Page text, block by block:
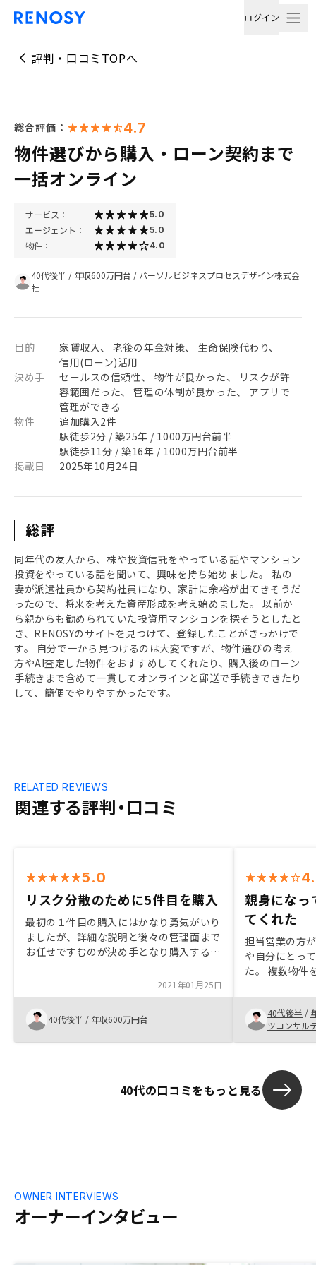
ログイン
評判・口コミTOPへ
総合評価： 4.7
物件選びから購入・ローン契約まで
一括オンライン
サービス： 5.0
エージェント： 5.0
物件： 4.0
40代後半 / 年収600万円台 / パーソルビジネスプロセスデザイン株式会
社
目的
家賃収入、 老後の年金対策、 生命保険代わり、
信用(ローン)活用
決め手
セールスの信頼性、 物件が良かった、 リスクが許
容範囲だった、 管理の体制が良かった、 アプリで
管理ができる
物件
追加購入2件
駅徒歩2分 / 築25年 / 1000万円台前半
駅徒歩11分 / 築16年 / 1000万円台前半
掲載日
2025年10月24日
総評
同年代の友人から、株や投資信託をやっている話やマンション
投資をやっている話を聞いて、興味を持ち始めました。 私の
妻が派遣社員から契約社員になり、家計に余裕が出てきそうだ
ったので、将来を考えた資産形成を考え始めました。 以前か
ら親からも勧められていた投資用マンションを探そうとしたと
き、RENOSYのサイトを見つけて、登録したことがきっかけで
す。 自分で一から見つけるのは大変ですが、物件選びの考え
方やAI査定した物件をおすすめしてくれたり、購入後のローン
手続きまで含めて一貫してオンラインと郵送で手続きできたり
して、簡便でやりやすかったです。
関連する評判・口コミ
RELATED REVIEWS
5.0
リスク分散のために5件目を購入
最初の１件目の購入にはかなり勇気がいり
ましたが、詳細な説明と後々の管理面まで
お任せですむのが決め手となり購入するこ
これまで４件所有していましたが、関西の
物件比率が多く、リスク分散のため、関東
にもう１件考えていたところ、担当の方か
ら連絡があり、購入希望に合致した物件が
あったので、購入することになりました。
で、その明細を振込時にメール等で知らせ
ていただきましたら、ありがたいです。
2021年01月25日
40代後半 / 年収600万円台
親身になっ
てくれた
担当営業の方
や自分にとっ
た。 複数物件
またおすすめ
由を教えてく
40代後半 /
ツコンサル
40代の口コミをもっと見る
オーナーインタビュー
OWNER INTERVIEWS